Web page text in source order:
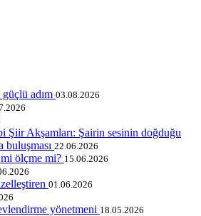
adım 03.08.2026
Şiir Akşamları: Şairin sesinin doğduğu
buluşması 22.06.2026
ölçme mi? 15.06.2026
01.06.2026
yönetmeni 18.05.2026